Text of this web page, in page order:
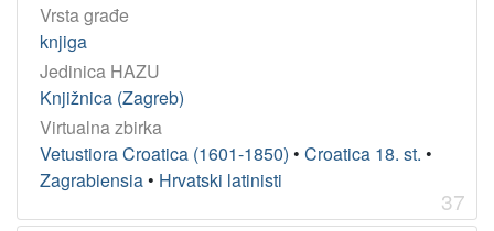
1829
1819
1838
1766
1815
1826
1794
5
Vrsta građe
knjiga
Jedinica HAZU
Knjižnica (Zagreb)
Virtualna zbirka
Vetustiora Croatica (1601-1850) • Croatica 18. st. •
Zagrabiensia • Hrvatski latinisti
37